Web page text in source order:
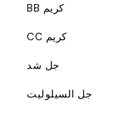
كريم BB
كريم CC
جل شد
جل السيلوليت